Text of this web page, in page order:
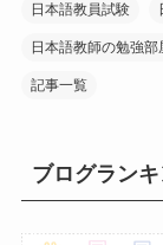
日本語教員試験
日本語教師の勉強部
記事一覧
ブログラン